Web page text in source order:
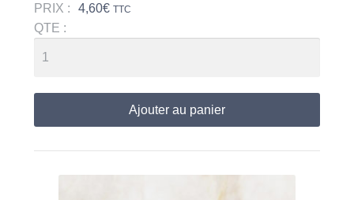
PRIX : 4,60€ TTC
QTE :
Ajouter au panier